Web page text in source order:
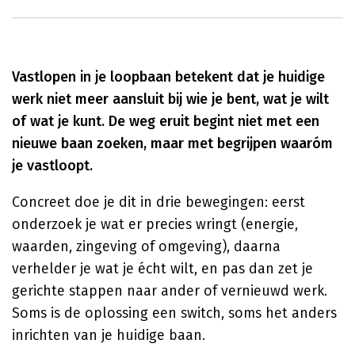
Vastlopen in je loopbaan betekent dat je huidige
werk niet meer aansluit bij wie je bent, wat je wilt
of wat je kunt. De weg eruit begint niet met een
nieuwe baan zoeken, maar met begrijpen waaróm
je vastloopt.
Concreet doe je dit in drie bewegingen: eerst
onderzoek je wat er precies wringt (energie,
waarden, zingeving of omgeving), daarna
verhelder je wat je écht wilt, en pas dan zet je
gerichte stappen naar ander of vernieuwd werk.
Soms is de oplossing een switch, soms het anders
inrichten van je huidige baan.